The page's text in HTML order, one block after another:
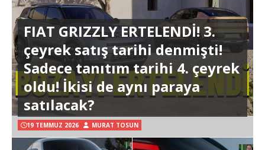
FIAT GRIZZLY ERTELENDİ! 3.
çeyrek satış tarihi denmişti!
Sadece tanıtım tarihi 4. çeyrek
oldu! İkisi de aynı paraya
satılacak?
19 TEMMUZ 2026 MURAT TOSUN